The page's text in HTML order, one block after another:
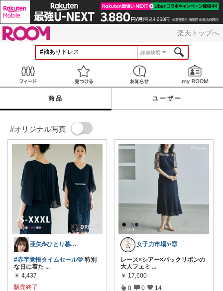
楽天トップへ
詳細検索
見つける お知らせ
商品 ユーザー
#オリジナル写真
亜矢☕️ひとり暮らしの推しアイテム✨
#赤字覚悟タイムセール🩷 特別
な日に着た ...
￥ 4,437
販売終了
女子力市場✨😇
レース×シアー×バックリボンの
大人フェミ ...
￥ 17,600
0 0 14